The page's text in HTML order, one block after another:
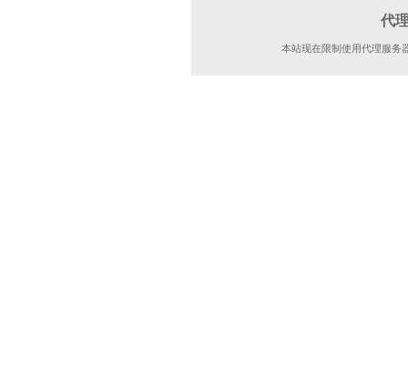
代
本站现在限制使用代理服务